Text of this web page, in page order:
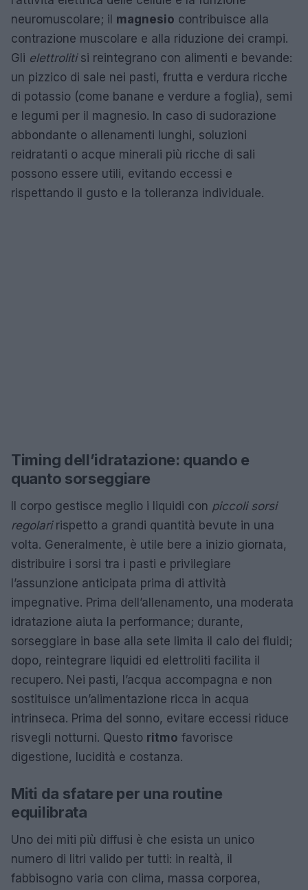
neuromuscolare; il magnesio contribuisce alla
contrazione muscolare e alla riduzione dei crampi.
Gli elettrolitisi reintegrano con alimenti e bevande:
un pizzico di sale nei pasti, frutta e verdura ricche
di potassio (come banane e verdure a foglia), semi
e legumi per il magnesio. In caso di sudorazione
abbondante o allenamenti lunghi, soluzioni
reidratanti o acque minerali più ricche di sali
possono essere utili, evitando eccessi e
rispettando il gusto e la tolleranza individuale.
Timing dell’idratazione: quando e
quanto sorseggiare
Il corpo gestisce meglio i liquidi con piccoli sorsi
regolaririspetto a grandi quantità bevute in una
volta. Generalmente, è utile bere a inizio giornata,
distribuire i sorsi tra i pasti e privilegiare
l’assunzione anticipata prima di attività
impegnative. Prima dell’allenamento, una moderata
idratazione aiuta la performance; durante,
sorseggiare in base alla sete limita il calo dei fluidi;
dopo, reintegrare liquidi ed elettroliti facilita il
recupero. Nei pasti, l’acqua accompagna e non
sostituisce un’alimentazione ricca in acqua
intrinseca. Prima del sonno, evitare eccessi riduce
risvegli notturni. Questo ritmo favorisce
digestione, lucidità e costanza.
Miti da sfatare per una routine
equilibrata
Uno dei miti più diffusi è che esista un unico
numero di litri valido per tutti: in realtà, il
fabbisogno varia con clima, massa corporea,